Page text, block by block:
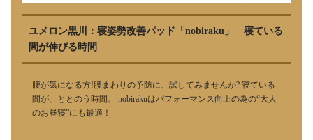
ユメロン黒川：寝姿勢改善パッド「nobiraku」 寝ている
間が伸びる時間
腰が気になる方!腰まわりの予防に、試してみませんか? 寝ている
間が、ととのう時間。 nobirakuはパフォーマンス向上の為の“大人
のお昼寝”にも最適！